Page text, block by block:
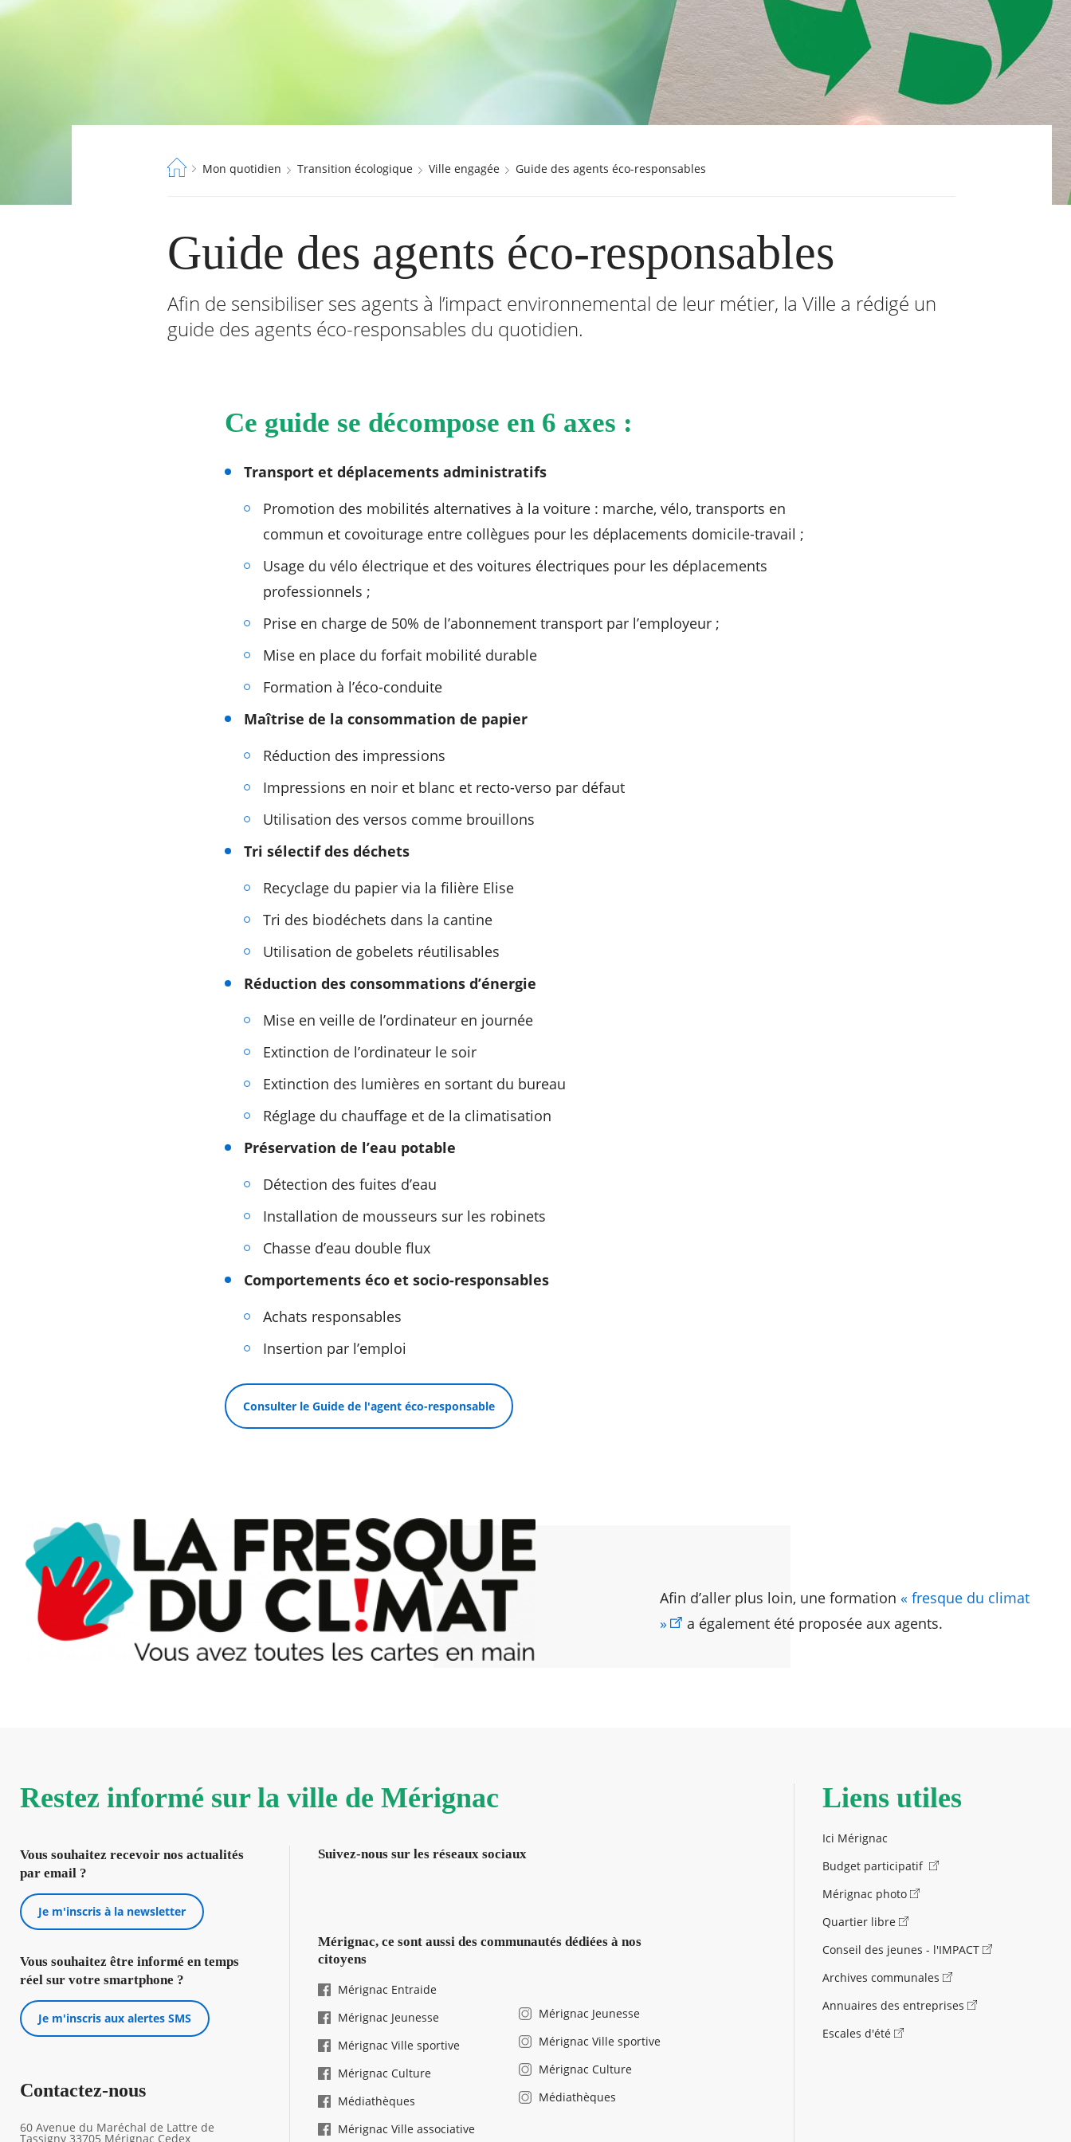
Fil
Mon quotidien Transition écologique Ville engagée Guide des agents éco-responsables
Guide des agents éco-responsables
Afin de sensibiliser ses agents à l’impact environnemental de leur métier, la Ville a rédigé un
guide des agents éco-responsables du quotidien.
Ce guide se décompose en 6 axes :
Transport et déplacements administratifs
Promotion des mobilités alternatives à la voiture : marche, vélo, transports en
commun et covoiturage entre collègues pour les déplacements domicile-travail ;
Usage du vélo électrique et des voitures électriques pour les déplacements
professionnels ;
Prise en charge de 50% de l’abonnement transport par l’employeur ;
Mise en place du forfait mobilité durable
Formation à l’éco-conduite
Maîtrise de la consommation de papier
Réduction des impressions
Impressions en noir et blanc et recto-verso par défaut
Utilisation des versos comme brouillons
Tri sélectif des déchets
Recyclage du papier via la filière Elise
Tri des biodéchets dans la cantine
Utilisation de gobelets réutilisables
Réduction des consommations d’énergie
Mise en veille de l’ordinateur en journée
Extinction de l’ordinateur le soir
Extinction des lumières en sortant du bureau
Réglage du chauffage et de la climatisation
Préservation de l’eau potable
Détection des fuites d’eau
Installation de mousseurs sur les robinets
Chasse d’eau double flux
Comportements éco et socio-responsables
Achats responsables
Insertion par l’emploi
Consulter le Guide de l'agent éco-responsable
Afin d’aller plus loin, une formation« fresque du climat
»
a également été proposée aux agents.
Restez informé sur la ville de Mérignac
Vous souhaitez recevoir nos actualités
par email ?
Je m'inscris à la newsletter
Vous souhaitez être informé en temps
réel sur votre smartphone ?
Je m'inscris aux alertes SMS
Contactez-nous
60 Avenue du Maréchal de Lattre de
Tassigny 33705 Mérignac Cedex
Suivez-nous sur les réseaux sociaux
Mérignac, ce sont aussi des communautés dédiées à nos
citoyens
Mérignac Entraide
Mérignac Jeunesse
Mérignac Ville sportive
Mérignac Culture
Médiathèques
Mérignac Ville associative
Mérignac Jeunesse
Mérignac Ville sportive
Mérignac Culture
Médiathèques
Liens utiles
Ici Mérignac
Budget participatif
Mérignac photo
Quartier libre
Conseil des jeunes - l'IMPACT
Archives communales
Annuaires des entreprises
Escales d'été